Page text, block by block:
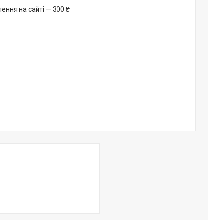
на сайті — 300 ₴